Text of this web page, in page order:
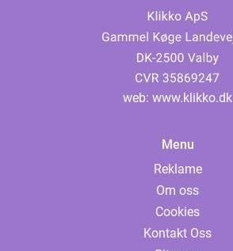
web: www.klikko.dk
Menu
Reklame
Om oss
Cookies
Kontakt Oss